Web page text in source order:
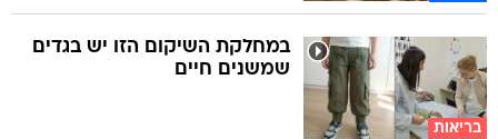
בריאות
במחלקת השיקום הזו יש בגדים
שמשנים חיים